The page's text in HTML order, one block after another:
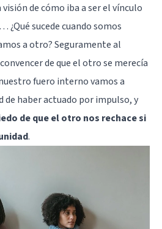
de cómo iba a ser el vínculo
sucede cuando somos
a otro? Seguramente al
de que el otro se merecía
fuero interno vamos a
haber actuado por impulso, y
de que el otro nos rechace si
.